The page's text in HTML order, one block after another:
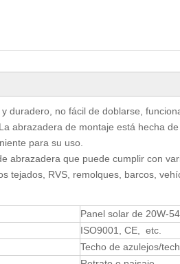
duradero, no fácil de doblarse,
abrazadera de montaje está hecha
para su uso.
abrazadera que puede cumplir con
tejados, RVS, remolques, barcos,
Panel solar de 20W-
ISO9001, CE, etc.
Techo de azulejos/